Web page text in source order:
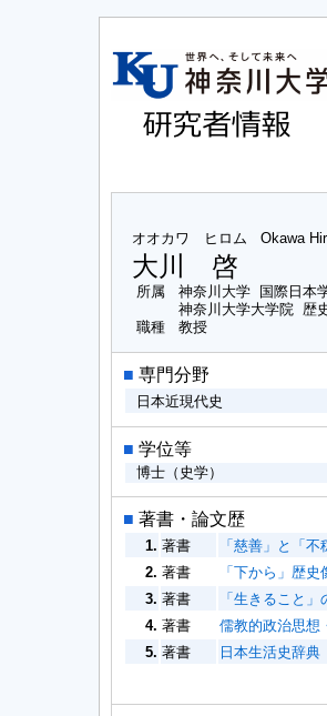
オオカワ ヒロム Okawa
大川 啓
所属
神奈川大学 国際日本
神奈川大学大学院 歴
職種
教授
■ 専門分野
日本近現代史
■ 学位等
博士（史学）
■ 著書・論文歴
1. 著書
「慈善」と「
2. 著書
「下から」歴
3. 著書
「生きること
4. 著書
儒教的政治思想
5. 著書 日本生活史辞